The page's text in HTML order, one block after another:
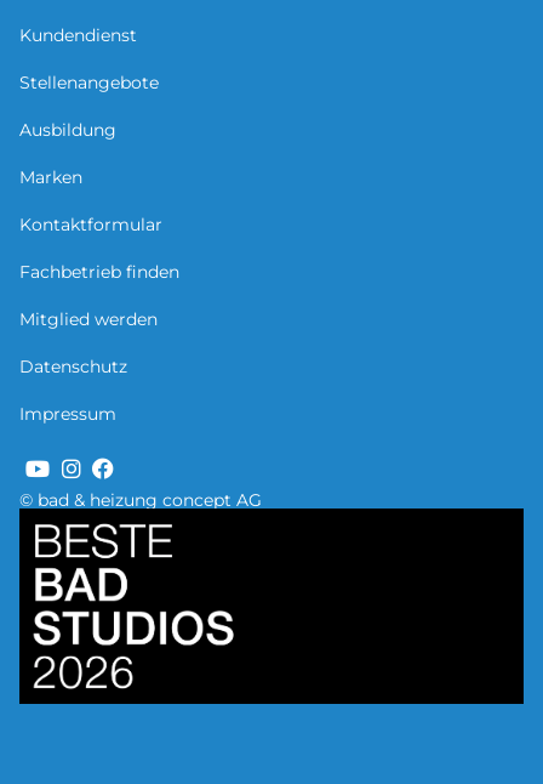
© bad & heizung concept AG
Kundendienst
Stellenangebote
Ausbildung
Marken
Kontaktformular
Fachbetrieb finden
Mitglied werden
Datenschutz
Impressum